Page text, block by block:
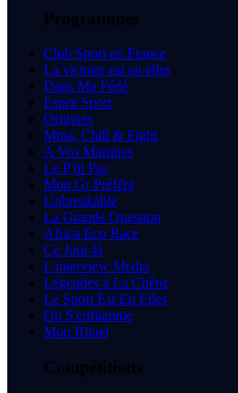
Programmes
Club Sport en France
La victoire est en elles
Dans Ma Fédé
Esprit Sport
Origines
Mma, Chill & Fight
A Vos Marques
Le P'tit Pac
Mon Gr Préféré
Unbreakable
La Grande Question
Africa Eco Race
Ce Jour-là
L'interview Media
Légendes à La Chêne
Le Sport Est En Elles
On S'enflamme
Mon Rituel
Compétitions